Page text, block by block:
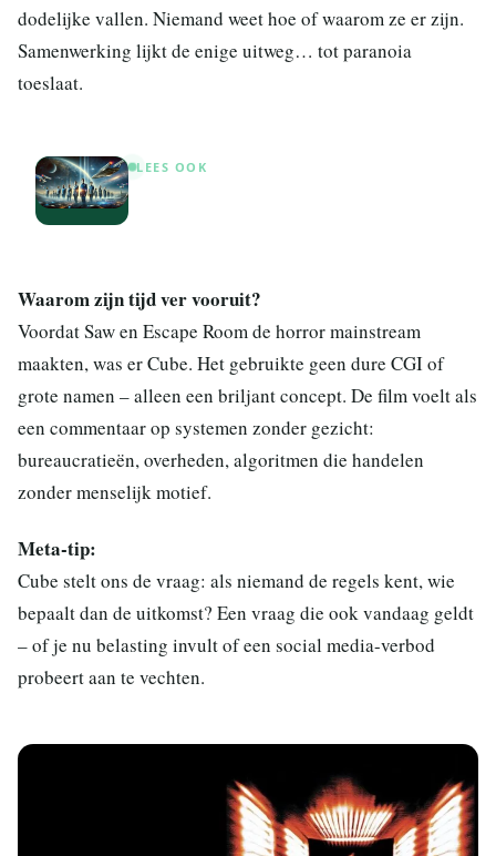
dodelijke vallen. Niemand weet hoe of waarom ze er zijn.
Samenwerking lijkt de enige uitweg… tot paranoia
toeslaat.
LEES OOK
Waarom zijn tijd ver vooruit?
Voordat Saw en Escape Room de horror mainstream
maakten, was er Cube. Het gebruikte geen dure CGI of
grote namen – alleen een briljant concept. De film voelt als
een commentaar op systemen zonder gezicht:
bureaucratieën, overheden, algoritmen die handelen
zonder menselijk motief.
Meta-tip:
Cube stelt ons de vraag: als niemand de regels kent, wie
bepaalt dan de uitkomst? Een vraag die ook vandaag geldt
– of je nu belasting invult of een social media-verbod
probeert aan te vechten.